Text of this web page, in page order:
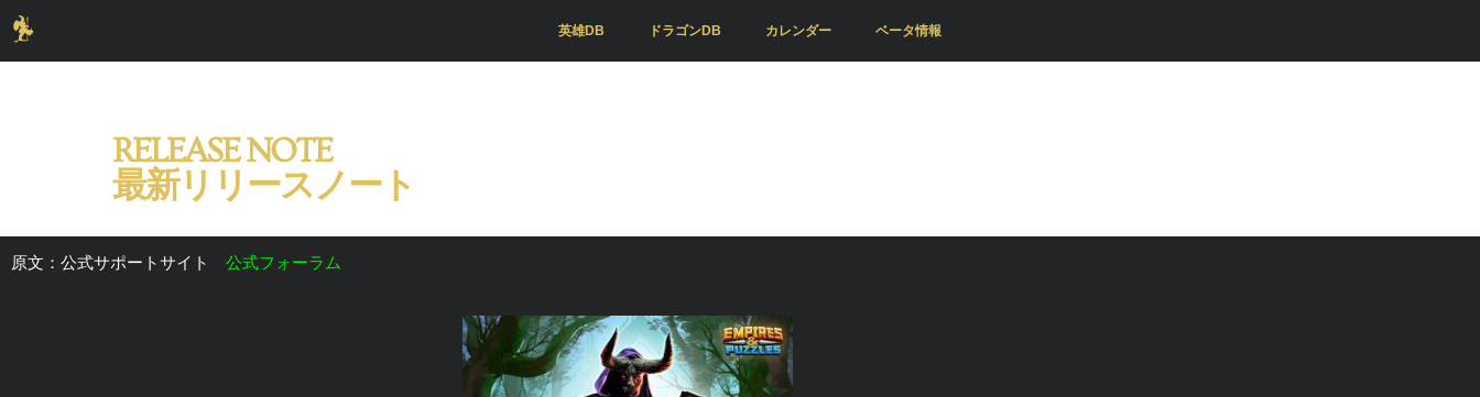
英雄DB ドラゴンDB カレンダー ベータ情報
RELEASE NOTE
最新リリースノート
原文：公式サポートサイト 公式フォーラム